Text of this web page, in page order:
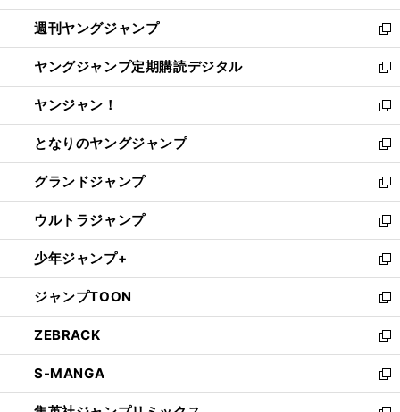
開
く
ウ
で
開
く
ン
ド
ウ
で
開
く
ウ
ィ
ン
ド
ウ
で
開
く
週刊ヤングジャンプ
新
し
い
ウ
ィ
ン
ド
ウ
で
開
く
ヤングジャンプ定期購読デジタル
新
し
い
ウ
ィ
ン
ド
ウ
で
開
く
ヤンジャン！
新
し
い
ウ
ィ
ン
ド
ウ
で
開
く
となりのヤングジャンプ
新
し
い
ウ
ィ
ン
ド
ウ
で
開
く
グランドジャンプ
新
し
い
ウ
ィ
ン
ド
ウ
で
開
く
ウルトラジャンプ
新
し
い
ウ
ィ
ン
ド
ウ
で
開
少年ジャンプ+
新
し
い
ウ
ィ
ン
ド
ウ
ジャンプTOON
新
し
い
ウ
ィ
ン
ZEBRACK
新
し
い
ウ
S-MANGA
新
し